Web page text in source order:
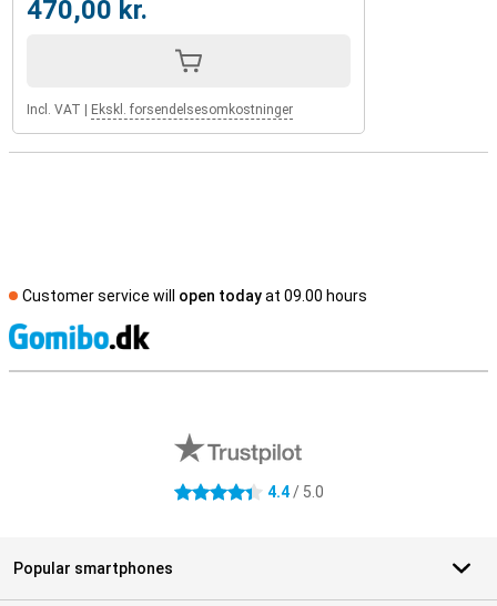
470,00 kr.
Incl. VAT Ekskl. forsendelsesomkostninger
Customer service will open todayat 09.00 hours
4.4 stars 4.4/ 5.0
Popular smartphones